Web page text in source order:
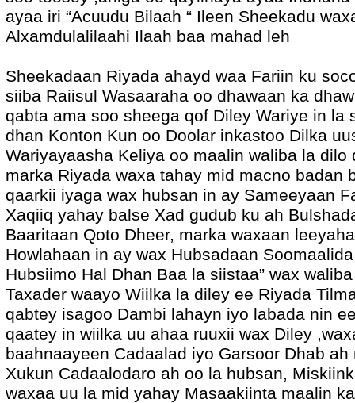
ayaa iri “Acuudu Bilaah “ Ileen Sheekadu
Alxamdulalilaahi Ilaah baa mahad leh
Sheekadaan Riyada ahayd waa Fariin ku
siiba Raiisul Wasaaraha oo dhawaan ka
qabta ama soo sheega qof Diley Wariye in la
dhan Konton Kun oo Doolar inkastoo Dilka
Wariyayaasha Keliya oo maalin waliba la dilo
marka Riyada waxa tahay mid macno badan
qaarkii iyaga wax hubsan in ay Sameeyaan
Xaqiiq yahay balse Xad gudub ku ah
Baaritaan Qoto Dheer, marka waxaan
Howlahaan in ay wax Hubsadaan
Hubsiimo Hal Dhan Baa la siistaa” wax
Taxader waayo Wiilka la diley ee Riyada
qabtey isagoo Dambi lahayn iyo labada nin
qaatey in wiilka uu ahaa ruuxii wax Diley
baahnaayeen Cadaalad iyo Garsoor Dhab
Xukun Cadaalodaro ah oo la hubsan,
waxaa uu la mid yahay Masaakiinta maalin